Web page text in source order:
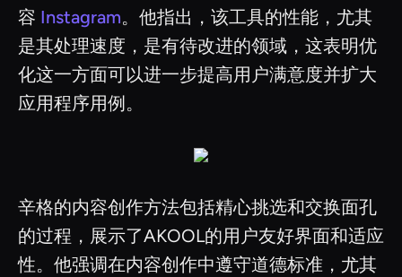
容 Instagram。他指出，该工具的性能，尤其
是其处理速度，是有待改进的领域，这表明优
化这一方面可以进一步提高用户满意度并扩大
应用程序用例。
辛格的内容创作方法包括精心挑选和交换面孔
的过程，展示了AKOOL的用户友好界面和适应
性。他强调在内容创作中遵守道德标准，尤其